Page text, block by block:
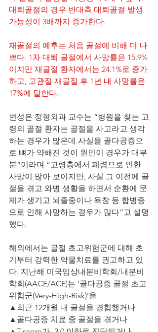
대퇴골절의 경우 반대측 대퇴골절 발생
가능성이 3배까지 증가한다.
재골절의 예후는 처음 골절에 비해 더 나
쁘다. 1차 대퇴 골절에서 사망률은 15.9%
이지만 재골절 환자에서는 24.1%로 증가
하고, 고관절 재골절 후 1년 내 사망률은
17%에 달한다.
변성은 정형외과 교수는 “병원을 찾는 고
령의 골절 환자는 골절을 사고라고 생각
하는 경우가 많은데 사실을 골다공증으
로 뼈가 약해진 것이 원인이 경우가 대부
분”이라며 “고령층에서 폐렴으로 인한
사망이 많아 보이지만, 사실 그 이전에 골
절을 겪고 와병 생활을 하면서 순환에 문
제가 생기고 뇌졸중이나 욕창 등 합병증
으로 인해 사망하는 경우가 많다”고 설명
했다.
해외에서는 골절 초고위험군에 대해 초
기부터 강력한 약물치료를 권고하고 있
다. 지난해 미국임상내분비학회/내분비
학회(AACE/ACE)는 ‘골다공증 골절 초고
위험군(Very-High-Risk)’을
▲최근 12개월 내 골절을 경험했거나
▲골다공증 치료 중 골절을 겪거나